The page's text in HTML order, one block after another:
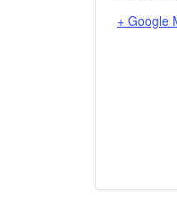
+ Google